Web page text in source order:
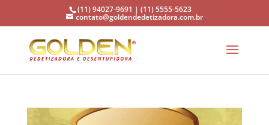
(11) 94027-9691 | (11) 5555-5623
contato@goldendedetizadora.com.br